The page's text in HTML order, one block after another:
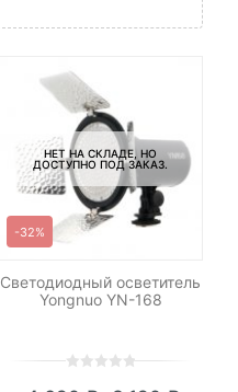
НЕТ НА СКЛАДЕ, НО
ДОСТУПНО ПОД ЗАКАЗ.
-32%
Светодиодный осветитель
Yongnuo YN-168